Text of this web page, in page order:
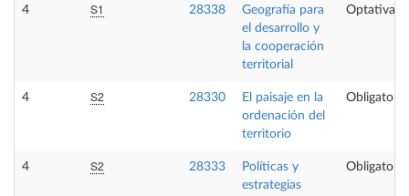
4 S1 28338
Geografía para
el desarrollo y
la cooperación
territorial
Optativa
4 S2 28330
El paisaje en la
ordenación del
territorio
Obligatoria
4 S2 28333
Políticas y
estrategias
Obligatoria